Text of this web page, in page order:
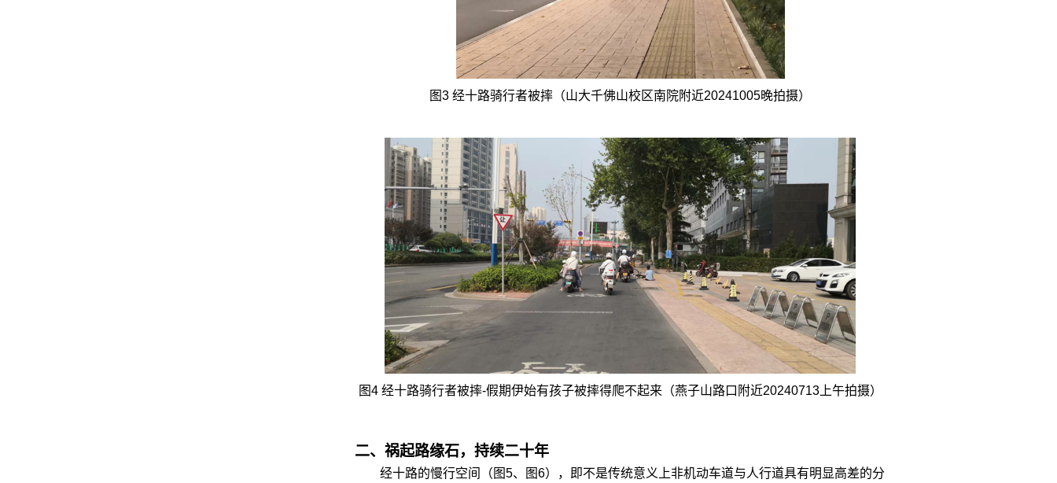
图3 经十路骑行者被摔（山大千佛山校区南院附近20241005晚拍摄）
图4 经十路骑行者被摔-假期伊始有孩子被摔得爬不起来（燕子山路口附近20240713上午拍摄）
二、祸起路缘石，持续二十年
经十路的慢行空间（图5、图6），即不是传统意义上非机动车道与人行道具有明显高差的分